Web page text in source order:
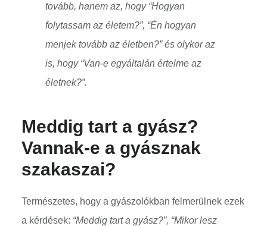
tovább, hanem az, hogy “Hogyan
folytassam az életem?”, “Én hogyan
menjek tovább az életben?” és olykor az
is, hogy “Van-e egyáltalán értelme az
életnek?”.
Meddig tart a gyász?
Vannak-e a gyásznak
szakaszai?
Természetes, hogy a gyászolókban felmerülnek ezek
a kérdések: “Meddig tart a gyász?”, “Mikor lesz